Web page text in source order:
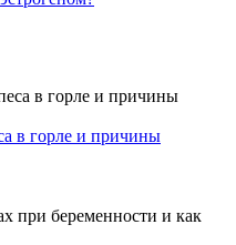
в горле и причины